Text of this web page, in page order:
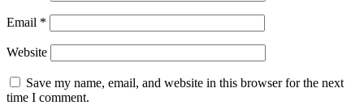
Email *
Website
Save my name, email, and website in this browser for the next
time I comment.